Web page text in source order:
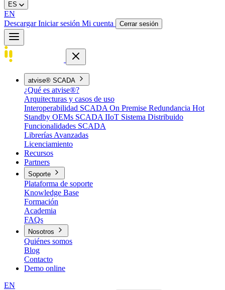
ES
EN
DescargarIniciar sesión Mi cuenta Cerrar sesión
atvise® SCADA
¿Qué es atvise®?
Arquitecturas y casos de uso
Interoperabilidad SCADA On Premise Redundancia Hot
Standby OEMs SCADA IIoT Sistema Distribuido
Funcionalidades SCADA
Librerías Avanzadas
Licenciamiento
Recursos
Partners
Soporte
Plataforma de soporte
Knowledge Base
Formación
Academia
FAQs
Nosotros
Quiénes somos
Blog
Contacto
Demo online
EN